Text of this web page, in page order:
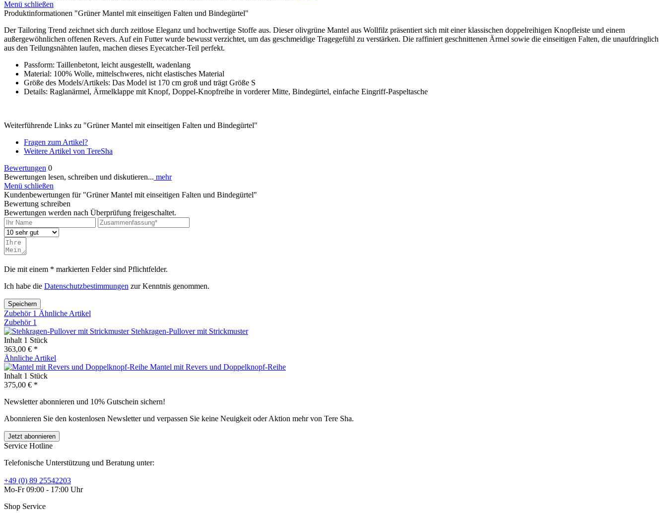
Menü schließen
Produktinformationen "Grüner Mantel mit einseitigen Falten und Bindegürtel"
Der Tailoring Trend zeichnet sich durch zeitlose Eleganz und hochwertige Stoffe aus. Dieser olivgrüne Mantel aus Wollfilz präsentiert sich mit einer klassischen doppelreihigen Knopfleiste und einem
außergewöhnlichen offenen Revers. Auf ein Futter wurde bewusst verzichtet, um das geschmeidige Tragegefühl zu verstärken. Die raffiniert geschnittenen Ärmel sowie die einseitigen Falten, die unaufdringlich
aus den Teilungsnähten laufen, machen dieses Eyecatcher-Teil perfekt.
Passform: Taillenbetont, leicht ausgestellt, wadenlang
Material: 100% Wolle, mittelschweres, nicht elastisches Material
Größe des Models/Artikels: Das Model ist 170 cm groß und trägt Größe S
Details: Raglanärmel, Ärmelklappe mit Knopf, Doppel-Knopfreihe in vorderer Mitte, Bindegürtel, einfache Eingriff-Paspeltasche
Weiterführende Links zu "Grüner Mantel mit einseitigen Falten und Bindegürtel"
Fragen zum Artikel?
Weitere Artikel von TereSha
Bewertungen 0
Bewertungen lesen, schreiben und diskutieren... mehr
Menü schließen
Kundenbewertungen für "Grüner Mantel mit einseitigen Falten und Bindegürtel"
Bewertung schreiben
Bewertungen werden nach Überprüfung freigeschaltet.
Die mit einem * markierten Felder sind Pflichtfelder.
Ich habe die Datenschutzbestimmungen zur Kenntnis genommen.
Speichern
Zubehör 1 Ähnliche Artikel
Zubehör 1
Stehkragen-Pullover mit Strickmuster
Inhalt 1 Stück
363,00 € *
Ähnliche Artikel
Mantel mit Revers und Doppelknopf-Reihe
Inhalt 1 Stück
375,00 € *
Newsletter abonnieren und 10% Gutschein sichern!
Abonnieren Sie den kostenlosen Newsletter und verpassen Sie keine Neuigkeit oder Aktion mehr von Tere Sha.
Jetzt abonnieren
Service Hotline
Telefonische Unterstützung und Beratung unter:
+49 (0) 89 25542203
Mo-Fr 09:00 - 17:00 Uhr
Shop Service